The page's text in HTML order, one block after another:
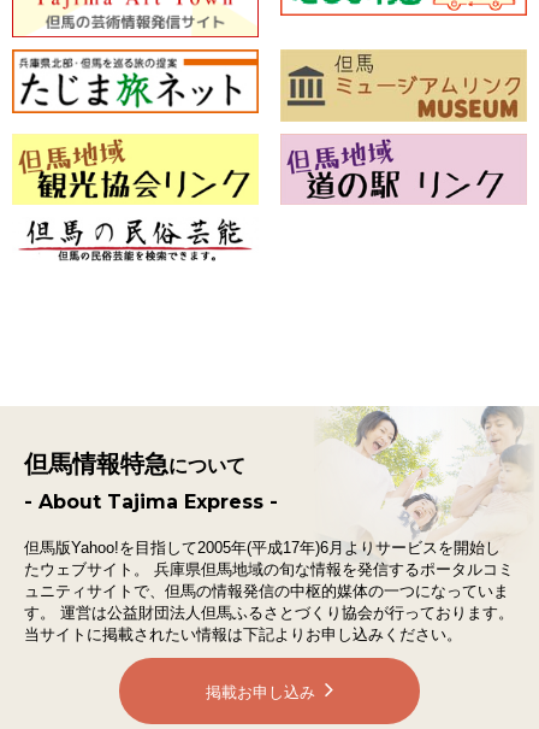
但馬情報特急について
- About Tajima Express -
但馬版Yahoo!を目指して2005年(平成17年)6月よりサービスを開始し
たウェブサイト。
兵庫県但馬地域の旬な情報を発信するポータルコミ
ュニティサイトで、 但馬の情報発信の中枢的媒体の一つになっていま
す。
運営は公益財団法人但馬ふるさとづくり協会が行っております。
当サイトに掲載されたい情報は下記よりお申し込みください。
掲載お申し込み